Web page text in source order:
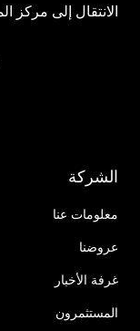
الانتقال إلى مركز
الشركة
معلومات عنا
عروضنا
غرفة الأخبار
المستثمرون